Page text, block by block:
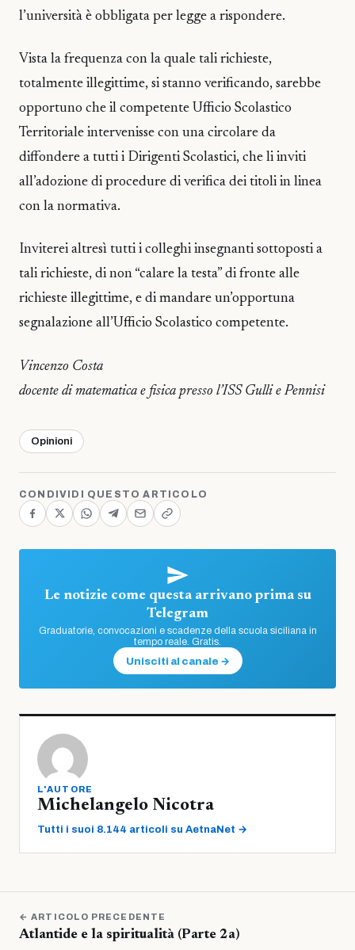
l’università è obbligata per legge a rispondere.
Vista la frequenza con la quale tali richieste,
totalmente illegittime, si stanno verificando, sarebbe
opportuno che il competente Ufficio Scolastico
Territoriale intervenisse con una circolare da
diffondere a tutti i Dirigenti Scolastici, che li inviti
all’adozione di procedure di verifica dei titoli in linea
con la normativa.
Inviterei altresì tutti i colleghi insegnanti sottoposti a
tali richieste, di non “calare la testa” di fronte alle
richieste illegittime, e di mandare un’opportuna
segnalazione all’Ufficio Scolastico competente.
Vincenzo Costa
docente di matematica e fisica presso l’ISS Gulli e Pennisi
Opinioni
CONDIVIDI QUESTO ARTICOLO
Le notizie come questa arrivano prima su
Telegram
Graduatorie, convocazioni e scadenze della scuola siciliana in
tempo reale. Gratis.
Unisciti al canale →
L'AUTORE
Michelangelo Nicotra
Tutti i suoi 8.144 articoli su AetnaNet →
← ARTICOLO PRECEDENTE
Atlantide e la spiritualità (Parte 2a)